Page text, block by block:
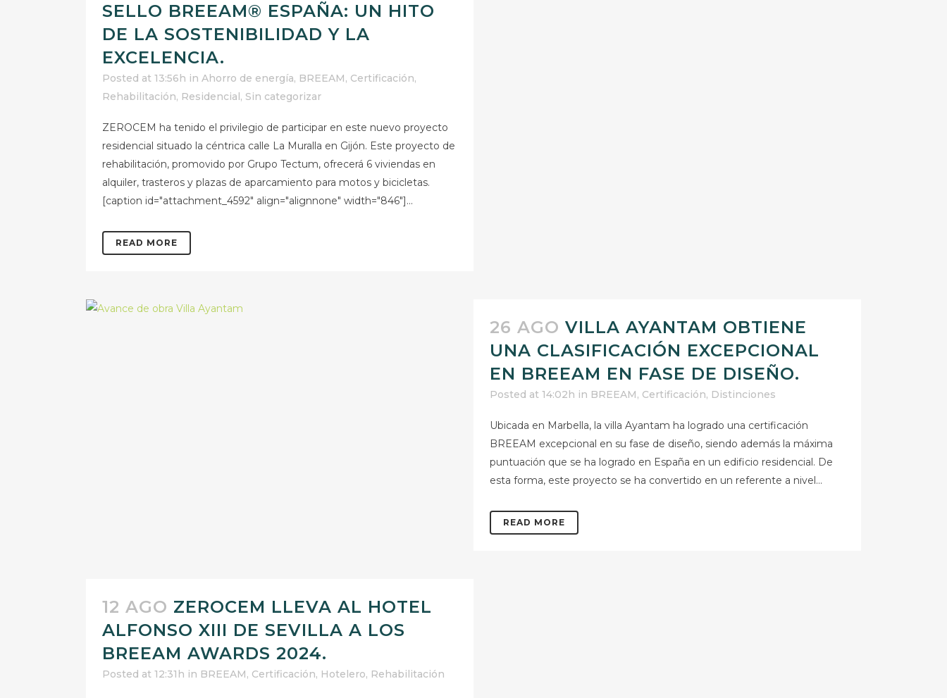
SELLO BREEAM® ESPAÑA: UN HITO
DE LA SOSTENIBILIDAD Y LA
EXCELENCIA.
Posted at 13:56h in Ahorro de energía, BREEAM, Certificación,
Rehabilitación, Residencial, Sin categorizar
ZEROCEM ha tenido el privilegio de participar en este nuevo proyecto
residencial situado la céntrica calle La Muralla en Gijón. Este proyecto de
rehabilitación, promovido por Grupo Tectum, ofrecerá 6 viviendas en
alquiler, trasteros y plazas de aparcamiento para motos y bicicletas.
[caption id="attachment_4592" align="alignnone" width="846"]...
READ MORE
26 AGO VILLA AYANTAM OBTIENE
UNA CLASIFICACIÓN EXCEPCIONAL
EN BREEAM EN FASE DE DISEÑO.
Posted at 14:02h in BREEAM, Certificación, Distinciones
Ubicada en Marbella, la villa Ayantam ha logrado una certificación
BREEAM excepcional en su fase de diseño, siendo además la máxima
puntuación que se ha logrado en España en un edificio residencial. De
esta forma, este proyecto se ha convertido en un referente a nivel...
READ MORE
12 AGO ZEROCEM LLEVA AL HOTEL
ALFONSO XIII DE SEVILLA A LOS
BREEAM AWARDS 2024.
Posted at 12:31h in BREEAM, Certificación, Hotelero, Rehabilitación